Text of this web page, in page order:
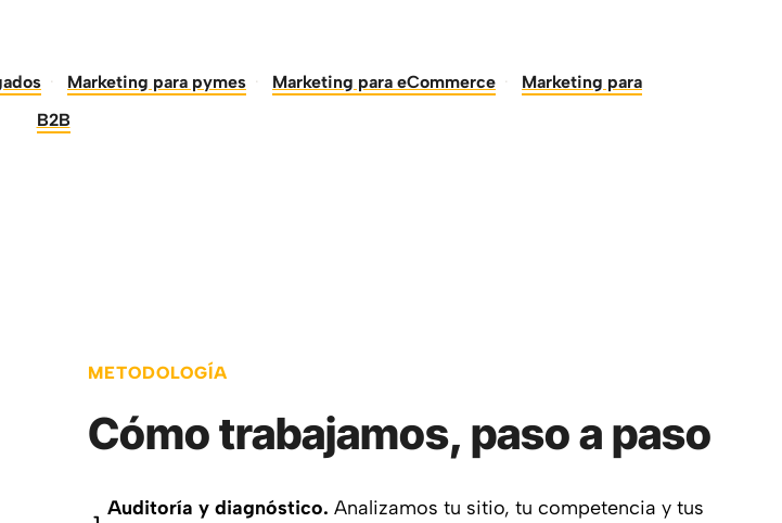
· Marketing para pymes · Marketing para eCommerce ·
Marketing para
B2B
METODOLOGÍA
Cómo trabajamos, paso a paso
Auditoría y diagnóstico. Analizamos tu sitio, tu competencia y tus